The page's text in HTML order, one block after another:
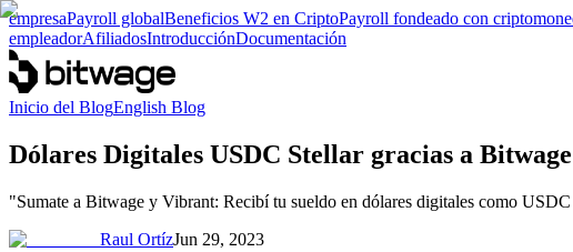
empresaPayroll globalBeneficios W2 en CriptoPayroll fondeado con
empleadorAfiliadosIntroducciónDocumentación
Inicio del BlogEnglish Blog
Dólares Digitales USDC Stellar gracias a
"Sumate a Bitwage y Vibrant: Recibí tu sueldo en dólares digitales como
Raul OrtízJun 29, 2023